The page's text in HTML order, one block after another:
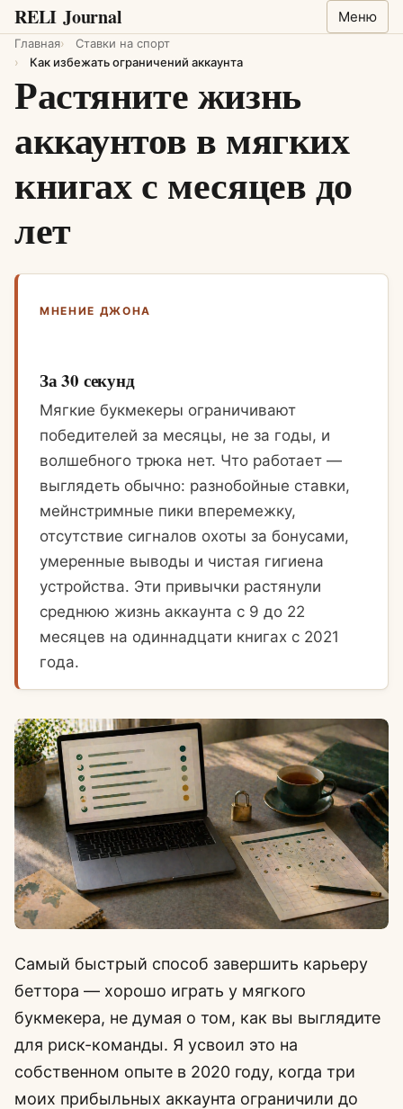
RELI Journal Меню
Главная
Ставки на спорт
Как избежать ограничений аккаунта
Растяните жизнь
аккаунтов в мягких
книгах с месяцев до
лет
МНЕНИЕ ДЖОНА
За 30 секунд
Мягкие букмекеры ограничивают
победителей за месяцы, не за годы, и
волшебного трюка нет. Что работает —
выглядеть обычно: разнобойные ставки,
мейнстримные пики вперемежку,
отсутствие сигналов охоты за бонусами,
умеренные выводы и чистая гигиена
устройства. Эти привычки растянули
среднюю жизнь аккаунта с 9 до 22
месяцев на одиннадцати книгах с 2021
года.
Самый быстрый способ завершить карьеру
беттора — хорошо играть у мягкого
букмекера, не думая о том, как вы выглядите
для риск-команды. Я усвоил это на
собственном опыте в 2020 году, когда три
моих прибыльных аккаунта ограничили до